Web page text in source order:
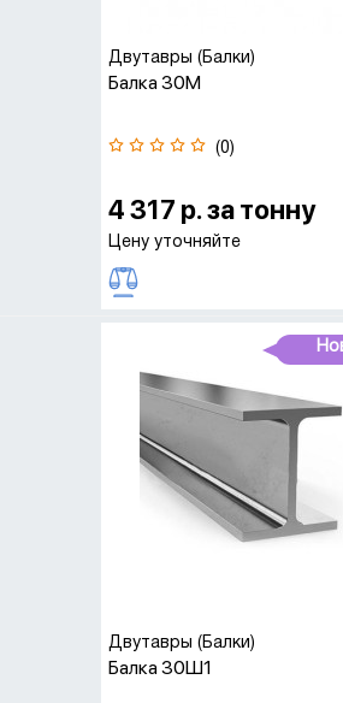
Двутавры (Балки)
Балка 30М
(0)
4 317 р. за тонну
Цену уточняйте
Двутавры (Балки)
Балка 30Ш1